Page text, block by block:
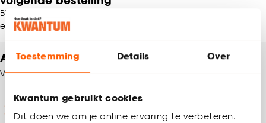
Toestemming Details Over
Kwantum gebruikt cookies
Dit doen we om je online ervaring te verbeteren.
Blijf per e-mail op de hoogte van leuke aanbiedingen, inspiratie
en meer!
Altijd een winkel in de buurt
Vind jouw Kwantum winkel